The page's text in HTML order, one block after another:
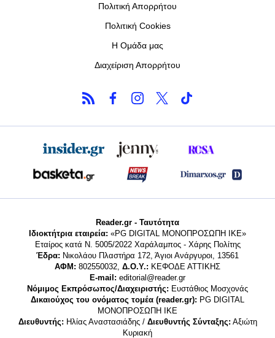
Πολιτική Απορρήτου
Πολιτική Cookies
Η Ομάδα μας
Διαχείριση Απορρήτου
Reader.gr - Ταυτότητα
Ιδιοκτήτρια εταιρεία: «PG DIGITAL MONΟΠΡΟΣΩΠΗ ΙΚΕ»
Εταίρος κατά Ν. 5005/2022 Χαράλαμπος - Χάρης Πολίτης
Έδρα: Νικολάου Πλαστήρα 172, Άγιοι Ανάργυροι, 13561
ΑΦΜ: 802550032, Δ.Ο.Υ.: ΚΕΦΟΔΕ ΑΤΤΙΚΗΣ
E-mail: editorial@reader.gr
Νόμιμος Εκπρόσωπος/Διαχειριστής: Ευστάθιος Μοσχονάς
Δικαιούχος του ονόματος τομέα (reader.gr): PG DIGITAL
MONΟΠΡΟΣΩΠΗ ΙΚΕ
Διευθυντής: Ηλίας Αναστασιάδης / Διευθυντής Σύνταξης: Αξιώτη
Κυριακή